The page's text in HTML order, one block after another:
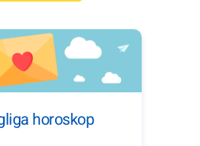
horoskop